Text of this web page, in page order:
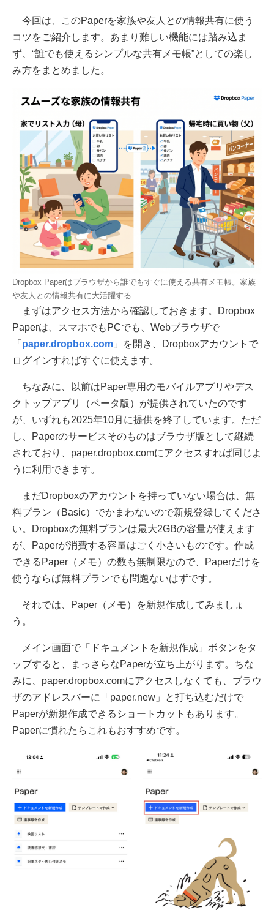
今回は、このPaperを家族や友人との情報共有に使う
コツをご紹介します。あまり難しい機能には踏み込ま
ず、“誰でも使えるシンプルな共有メモ帳”としての楽し
み方をまとめました。
Dropbox Paperはブラウザから誰でもすぐに使える共有メモ帳。家族
や友人との情報共有に大活躍する
まずはアクセス方法から確認しておきます。Dropbox
Paperは、スマホでもPCでも、Webブラウザで
「 paper.dropbox.com 」を開き、Dropboxアカウントで
ログインすればすぐに使えます。
ちなみに、以前はPaper専用のモバイルアプリやデス
クトップアプリ（ベータ版）が提供されていたのです
が、いずれも2025年10月に提供を終了しています。ただ
し、Paperのサービスそのものはブラウザ版として継続
されており、paper.dropbox.comにアクセスすれば同じよ
うに利用できます。
まだDropboxのアカウントを持っていない場合は、無
料プラン（Basic）でかまわないので新規登録してくださ
い。Dropboxの無料プランは最大2GBの容量が使えます
が、Paperが消費する容量はごく小さいものです。作成
できるPaper（メモ）の数も無制限なので、Paperだけを
使うならば無料プランでも問題ないはずです。
それでは、Paper（メモ）を新規作成してみましょ
う。
メイン画面で「ドキュメントを新規作成」ボタンをタ
ップすると、まっさらなPaperが立ち上がります。ちな
みに、paper.dropbox.comにアクセスしなくても、ブラウ
ザのアドレスバーに「paper.new」と打ち込むだけで
Paperが新規作成できるショートカットもあります。
Paperに慣れたらこれもおすすめです。